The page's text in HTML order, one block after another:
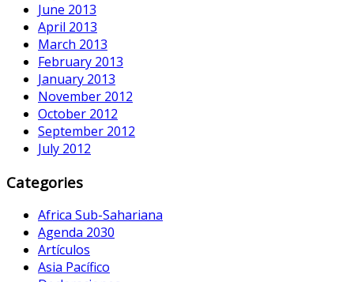
June 2013
April 2013
March 2013
February 2013
January 2013
November 2012
October 2012
September 2012
July 2012
Categories
Africa Sub-Sahariana
Agenda 2030
Artículos
Asia Pacífico